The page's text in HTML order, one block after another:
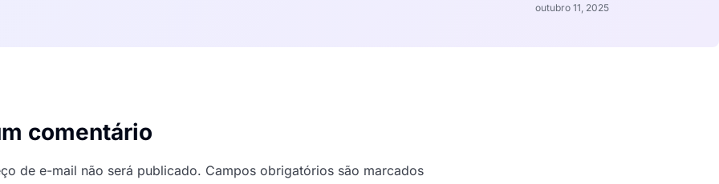
outubro 11, 2025
comentário
de e-mail não será publicado. Campos obrigatórios são marcados